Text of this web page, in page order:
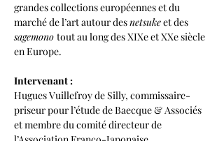
grandes collections européennes et du
marché de l’art autour des netsuke et des
sagemono tout au long des XIXe et XXe siècle
en Europe.
Intervenant :
Hugues Vuillefroy de Silly, commissaire-
priseur pour l’étude de Baecque & Associés
et membre du comité directeur de